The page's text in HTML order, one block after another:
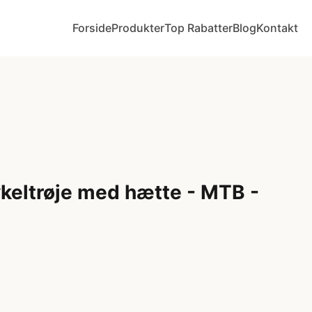
ForsideProdukterTop RabatterBlogKontakt
med hætte - MTB -